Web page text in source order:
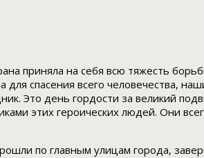
приняла на себя всю тяжесть
спасения всего человечества,
Это день гордости за великий
этих героических людей. Они
по главным улицам города,